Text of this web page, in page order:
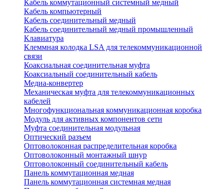
Кабель коммутационный системный медный
Кабель компьютерный
Кабель соединительный медный
Кабель соединительный медный промышленный
Клавиатура
Клеммная колодка LSA для телекоммуникационной
связи
Коаксиальная соединительная муфта
Коаксиальный соединительный кабель
Медиа-конвертер
Механическая муфта для телекоммуникационных
кабелей
Многофункциональная коммуникационная коробка
Модуль для активных компонентов сети
Муфта соединительная модульная
Оптический разъем
Оптоволоконная распределительная коробка
Оптоволоконный монтажный шнур
Оптоволоконный соединительный кабель
Панель коммутационная медная
Панель коммутационная системная медная